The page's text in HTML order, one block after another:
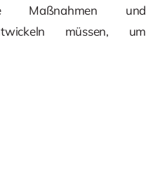
Maßnahmen und
müssen, um